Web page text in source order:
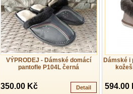
VÝPRODEJ - Dámské domácí
pantofle P104L černá
350.00 Kč Detail
Dámské i
594.00